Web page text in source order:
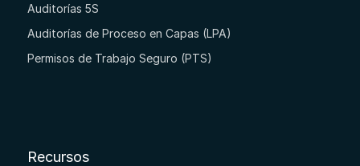
Auditorías 5S
Auditorías de Proceso en Capas (LPA)
Permisos de Trabajo Seguro (PTS)
Recursos